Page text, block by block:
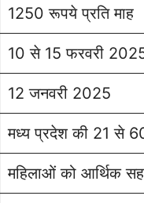
1250 रूपये प्रति माह
10 से 15 फरवरी
12 जनवरी 2025
मध्य प्रदेश की 21 से 60
महिलाओं को आर्थिक